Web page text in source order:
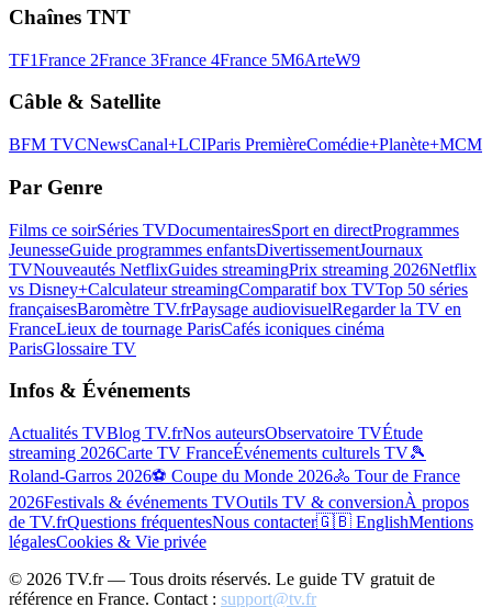
Chaînes TNT
TF1France 2France 3France 4France 5M6ArteW9
Câble & Satellite
BFM TVCNewsCanal+LCIParis PremièreComédie+Planète+MCM
Par Genre
Films ce soirSéries TVDocumentairesSport en directProgrammes
JeunesseGuide programmes enfantsDivertissementJournaux
TVNouveautés NetflixGuides streamingPrix streaming 2026Netflix
vs Disney+Calculateur streamingComparatif box TVTop 50 séries
françaisesBaromètre TV.frPaysage audiovisuelRegarder la TV en
FranceLieux de tournage ParisCafés iconiques cinéma
ParisGlossaire TV
Infos & Événements
Actualités TVBlog TV.frNos auteursObservatoire TVÉtude
streaming 2026Carte TV FranceÉvénements culturels TV🎾
Roland-Garros 2026⚽ Coupe du Monde 2026🚴 Tour de France
2026Festivals & événements TVOutils TV & conversionÀ propos
de TV.frQuestions fréquentesNous contacter🇬🇧 EnglishMentions
légalesCookies & Vie privée
© 2026 TV.fr — Tous droits réservés. Le guide TV gratuit de
référence en France. Contact : support@tv.fr